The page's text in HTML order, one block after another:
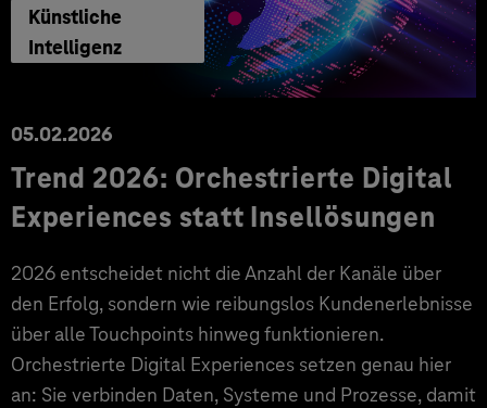
Künstliche
Intelligenz
05.02.2026
Trend 2026: Orchestrierte Digital
Experiences statt Insellösungen
2026 entscheidet nicht die Anzahl der Kanäle über
den Erfolg, sondern wie reibungslos Kundenerlebnisse
über alle Touchpoints hinweg funktionieren.
Orchestrierte Digital Experiences setzen genau hier
an: Sie verbinden Daten, Systeme und Prozesse, damit